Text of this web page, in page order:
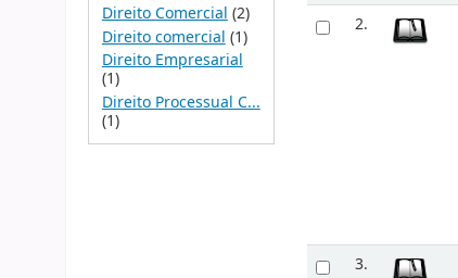
Direito Comercial (2)
Direito comercial (1)
Direito Empresarial
(1)
Direito Processual C...
(1)
2.
3.